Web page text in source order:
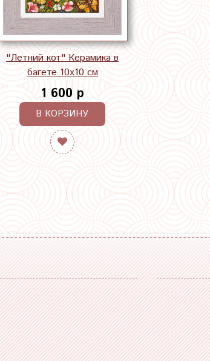
"Летний кот" Керамика в
багете 10х10 см
1 600 р
В КОРЗИНУ